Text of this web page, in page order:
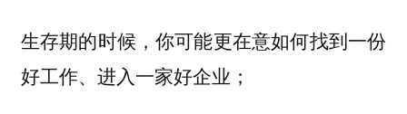
生存期的时候，你可能更在意如何找到一份
好工作、进入一家好企业；